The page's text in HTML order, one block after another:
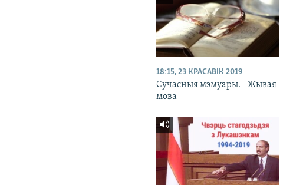
18:15, 23 КРАСАВІК 2019
Сучасныя мэмуары. - Жывая
мова